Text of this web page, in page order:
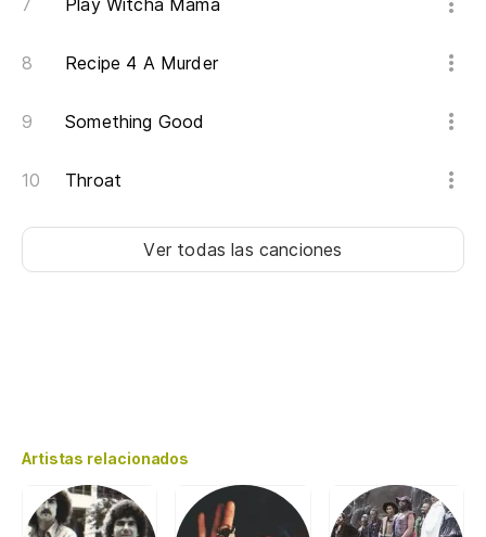
Play Witcha Mama
Recipe 4 A Murder
Something Good
Throat
Ver todas las canciones
Artistas relacionados